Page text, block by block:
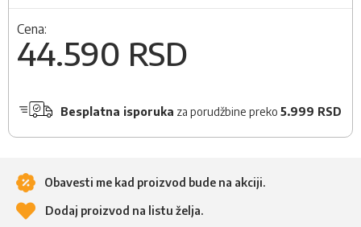
Cena:
44.590 RSD
Besplatna isporuka za porudžbine preko 5.999 RSD
Obavesti me kad proizvod bude na akciji.
Dodaj proizvod na listu želja.